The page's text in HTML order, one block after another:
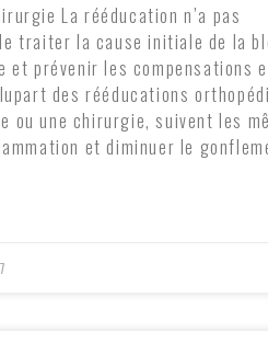
La rééducation n’a pas
traiter la cause initiale de la
et prévenir les compensations
des rééducations
ou une chirurgie, suivent les
et diminuer le